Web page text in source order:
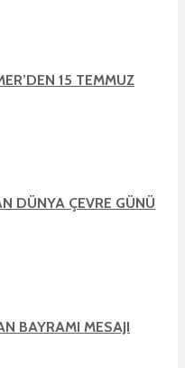
15 TEMMUZ
DÜNYA ÇEVRE GÜNÜ
BAYRAMI MESAJI